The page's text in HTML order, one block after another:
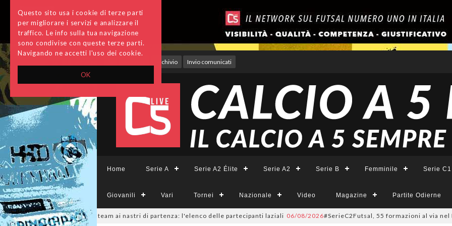
OK
Questo sito usa i cookie di terze parti
per migliorare i servizi e analizzare il
traffico. Le info sulla tua navigazione
sono condivise con queste terze parti.
Navigando ne accetti l'uso dei cookie.
Archivio Invio comunicati
Home Serie A Serie A2 Élite Serie A2 Serie B Femminile Serie C1
Giovanili Vari Tornei Nazionale Video Magazine Partite Odierne
sono 14 i team ai nastri di partenza: l'elenco delle partecipanti laziali 06/08/2026#SerieC2Futsal, 55 formazioni al via nel